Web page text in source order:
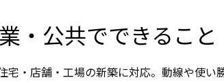
・公共でできること
宅・店舗・工場の新築に対応。動線や使い